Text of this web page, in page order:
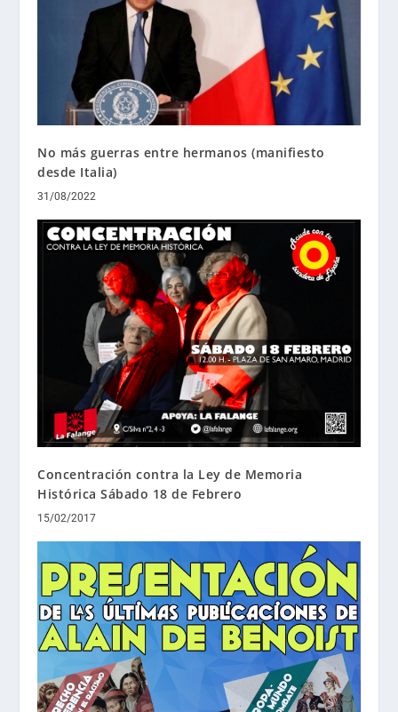
No más guerras entre hermanos (manifiesto
desde Italia)
31/08/2022
Concentración contra la Ley de Memoria
Histórica Sábado 18 de Febrero
15/02/2017